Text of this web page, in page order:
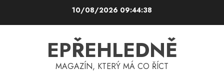
10/08/2026 09:44:38
EPŘEHLEDNĚ
MAGAZÍN, KTERÝ MÁ CO ŘÍCT